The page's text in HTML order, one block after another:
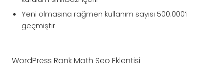
Yeni olmasına rağmen kullanım sayısı 500.000’i
geçmiştir
WordPress Rank Math Seo Eklentisi